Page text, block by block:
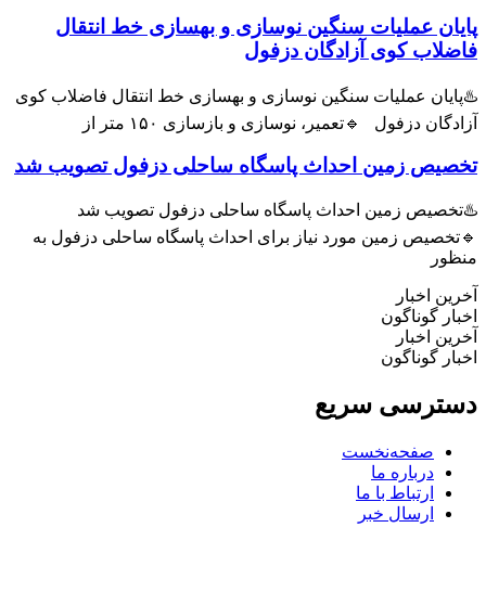
عملیات سنگین نوسازی و بهسازی خط انتقال
کوی آزادگان دزفول
عملیات سنگین نوسازی و بهسازی خط انتقال فاضلاب کوی
دزفول 🔹تعمیر، نوسازی و بازسازی ۱۵۰ متر از
زمین احداث پاسگاه ساحلی دزفول تصویب شد
زمین احداث پاسگاه ساحلی دزفول تصویب شد
زمین مورد نیاز برای احداث پاسگاه ساحلی دزفول به
اخبار
گوناگون
اخبار
گوناگون
سریع
صفحه‌نخست
درباره ما
ارتباط با ما
ارسال خبر